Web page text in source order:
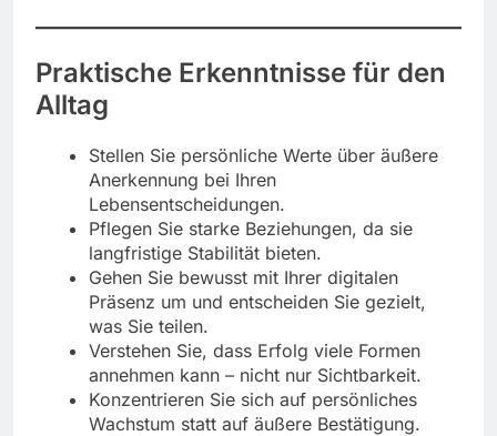
Praktische Erkenntnisse für den
Alltag
Stellen Sie persönliche Werte über äußere
Anerkennung bei Ihren
Lebensentscheidungen.
Pflegen Sie starke Beziehungen, da sie
langfristige Stabilität bieten.
Gehen Sie bewusst mit Ihrer digitalen
Präsenz um und entscheiden Sie gezielt,
was Sie teilen.
Verstehen Sie, dass Erfolg viele Formen
annehmen kann – nicht nur Sichtbarkeit.
Konzentrieren Sie sich auf persönliches
Wachstum statt auf äußere Bestätigung.